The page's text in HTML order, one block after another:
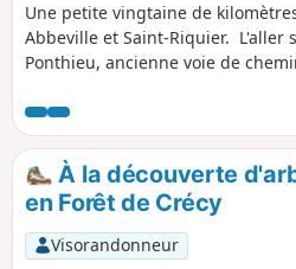
Une petite vingtaine de
Abbeville et Saint-Riquier. L'aller
Ponthieu, ancienne voie de
la vallée.
À la découverte
en Forêt de Crécy
Visorandonneur